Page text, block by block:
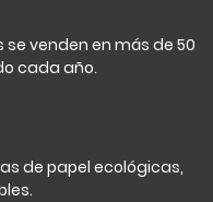
se venden en más de 50
cada año.
de papel ecológicas,